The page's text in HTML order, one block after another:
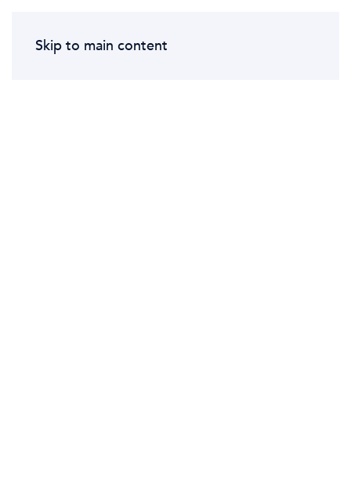
Skip to main content
Maxence Roger.